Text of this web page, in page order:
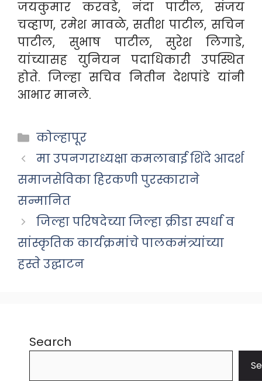
जयकुमार करवडे, नंदा पाटील, संजय
चव्हाण, रमेश मावळे, सतीश पाटील, सचिन
पाटील, सुभाष पाटील, सुरेश लिगाडे,
यांच्यासह युनियन पदाधिकारी उपस्थित
होते. जिल्हा सचिव नितीन देशपांडे यांनी
आभार मानले.
Categories
कोल्हापूर
मा उपनगराध्यक्षा कमलाबाई शिंदे आदर्श
समाजसेविका हिरकणी पुरस्काराने
सन्मानित
जिल्हा परिषदेच्या जिल्हा क्रीडा स्पर्धा व
सांस्कृतिक कार्यक्रमांचे पालकमंत्र्यांच्या
हस्ते उद्घाटन
Search